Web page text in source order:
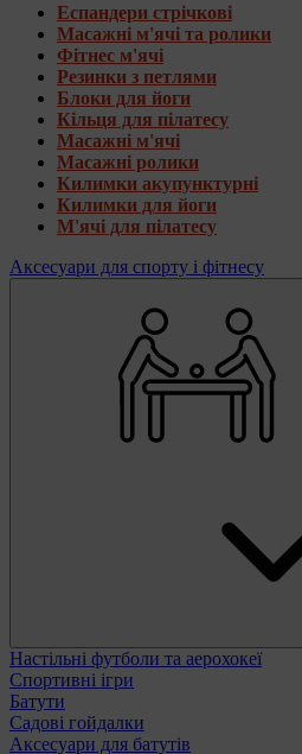
Еспандери стрічкові
Масажні м'ячі та ролики
Фітнес м'ячі
Резинки з петлями
Блоки для йоги
Кільця для пілатесу
Масажні м'ячі
Масажні ролики
Килимки акупунктурні
Килимки для йоги
М'ячі для пілатесу
Аксесуари для спорту і фітнесу
Настільні футболи та аерохокеї
Спортивні ігри
Батути
Садові гойдалки
Аксесуари для батутів